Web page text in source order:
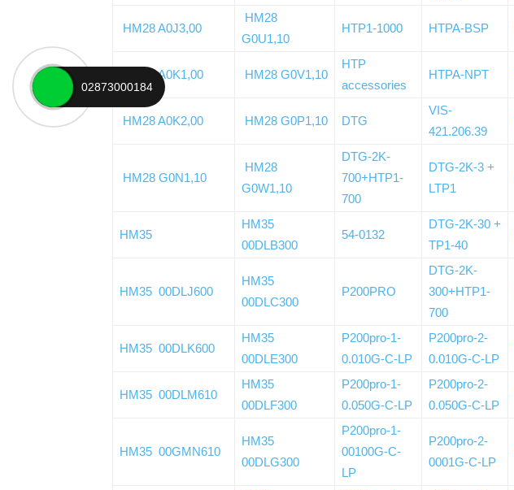
HM28 A0J3,00
HM28
G0U1,10
HTP1-1000 HTPA-BSP
HM28 A0K1,00 HM28 G0V1,10
HTP
accessories
HTPA-NPT
HM28 A0K2,00 HM28 G0P1,10 DTG
VIS-
421.206.39
HM28 G0N1,10
HM28
G0W1,10
DTG-2K-
700+HTP1-
700
DTG-2K-3 +
LTP1
HM35
HM35
00DLB300
54-0132
DTG-2K-30 +
TP1-40
HM35 00DLJ600
HM35
00DLC300
P200PRO
DTG-2K-
300+HTP1-
700
HM35 00DLK600
HM35
00DLE300
P200pro-1-
0.010G-C-LP
P200pro-2-
0.010G-C-LP
HM35 00DLM610
HM35
00DLF300
P200pro-1-
0.050G-C-LP
P200pro-2-
0.050G-C-LP
HM35 00GMN610
HM35
00DLG300
P200pro-1-
00100G-C-
LP
P200pro-2-
0001G-C-LP
02873000184